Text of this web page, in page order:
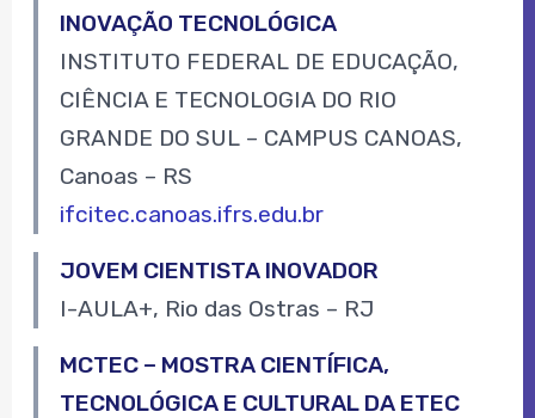
INOVAÇÃO TECNOLÓGICA
INSTITUTO FEDERAL DE EDUCAÇÃO,
CIÊNCIA E TECNOLOGIA DO RIO
GRANDE DO SUL – CAMPUS CANOAS,
Canoas – RS
ifcitec.canoas.ifrs.edu.br
JOVEM CIENTISTA INOVADOR
I-AULA+, Rio das Ostras – RJ
MCTEC – MOSTRA CIENTÍFICA,
TECNOLÓGICA E CULTURAL DA ETEC